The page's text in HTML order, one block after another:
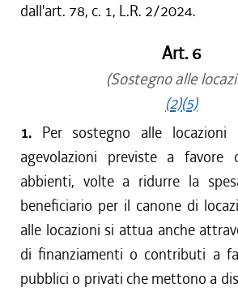
dall'art. 78, c. 1, L.R. 2/2024.
Art. 6
(Sostegno alle
(2)(5)
1. Per sostegno alle
agevolazioni previste a
abbienti, volte a ridurre la
beneficiario per il canone di
alle locazioni si attua anche
di finanziamenti o contributi a
pubblici o privati che mettono a